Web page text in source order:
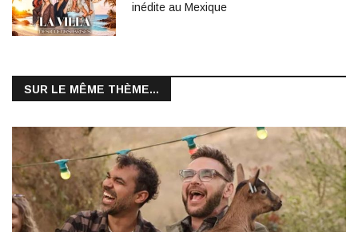
inédite au Mexique
SUR LE MÊME THÈME...